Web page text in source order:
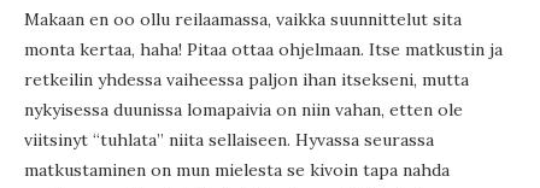
Makaan en oo ollu reilaamassa, vaikka suunnittelut sita
monta kertaa, haha! Pitaa ottaa ohjelmaan. Itse matkustin ja
retkeilin yhdessa vaiheessa paljon ihan itsekseni, mutta
nykyisessa duunissa lomapaivia on niin vahan, etten ole
viitsinyt “tuhlata” niita sellaiseen. Hyvassa seurassa
matkustaminen on mun mielesta se kivoin tapa nahda